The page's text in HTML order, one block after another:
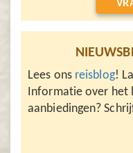
Lees ons reisblog!
Informatie over het
aanbiedingen?